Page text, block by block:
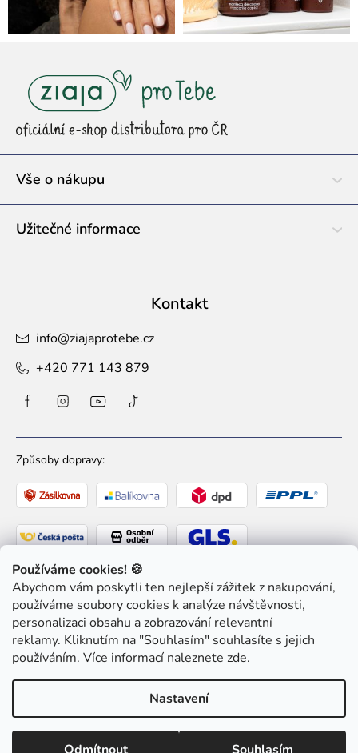
Používáme cookies! 🍪
Abychom vám poskytli ten nejlepší zážitek z nakupování,
používáme soubory cookies k analýze návštěvnosti,
personalizaci obsahu a zobrazování relevantní
reklamy. Kliknutím na "Souhlasím" souhlasíte s jejich
používáním. Více informací naleznete zde.
Nastavení
t
Vše o nákupu
Užitečné informace
Kontakt
info@ziajaprotebe.cz
+420 771 143 879
Způsoby dopravy:
Způsoby platby:
Ziaja pro Tebe
Upravit nastavení cookies